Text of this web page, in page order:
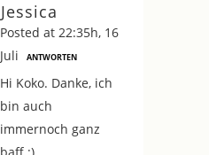
Jessica
Posted at 22:35h, 16
Juli
ANTWORTEN
Hi Koko. Danke, ich
bin auch
immernoch ganz